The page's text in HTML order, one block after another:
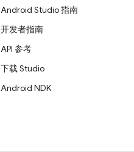
Android Studio 指南
开发者指南
API 参考
下载 Studio
Android NDK